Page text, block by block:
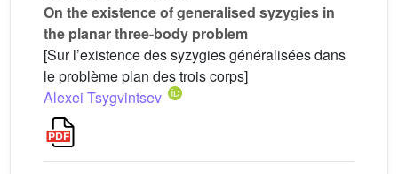
On the existence of generalised syzygies in
the planar three-body problem
[Sur l’existence des syzygies généralisées dans
le problème plan des trois corps]
Alexei Tsygvintsev